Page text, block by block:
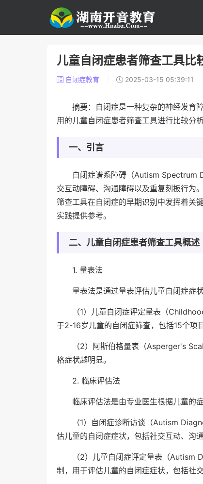
儿童自闭症患者筛查工具比
自闭症教育 2025-03-15 05:39:11
摘要：自闭症是一种复杂的神经发育
用的儿童自闭症患者筛查工具进行比较分
一、引言
自闭症谱系障碍（Autism Spectrum
交互动障碍、沟通障碍以及重复刻板行为
筛查工具在自闭症的早期识别中发挥着关
实践提供参考。
二、儿童自闭症患者筛查工具概述
1. 量表法
量表法是通过量表评估儿童自闭症症
（1）儿童自闭症评定量表（
于2-16岁儿童的自闭症筛查，包括15个项
（2）阿斯伯格量表（Asperger's
格症状越明显。
2. 临床评估法
临床评估法是由专业医生根据儿童的
（1）自闭症诊断访谈（Autism
估儿童的自闭症症状，包括社交互动、沟
（2）儿童自闭症评定量表（
制，用于评估儿童的自闭症症状，包括社